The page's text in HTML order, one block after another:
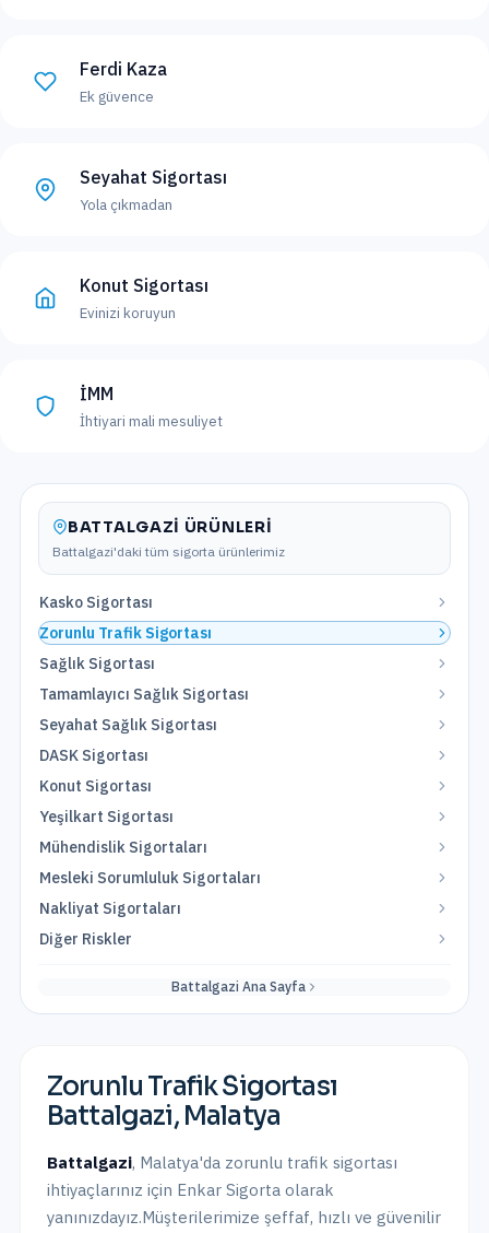
Ferdi Kaza
Ek güvence
Seyahat Sigortası
Yola çıkmadan
Konut Sigortası
Evinizi koruyun
İMM
İhtiyari mali mesuliyet
BATTALGAZI ÜRÜNLERI
Battalgazi'daki tüm sigorta ürünlerimiz
Kasko Sigortası
Zorunlu Trafik Sigortası
Sağlık Sigortası
Tamamlayıcı Sağlık Sigortası
Seyahat Sağlık Sigortası
DASK Sigortası
Konut Sigortası
Yeşilkart Sigortası
Mühendislik Sigortaları
Mesleki Sorumluluk Sigortaları
Nakliyat Sigortaları
Diğer Riskler
Battalgazi Ana Sayfa
Zorunlu Trafik Sigortası
Battalgazi, Malatya
Battalgazi, Malatya'da zorunlu trafik sigortası
ihtiyaçlarınız için Enkar Sigorta olarak
yanınızdayız.Müşterilerimize şeffaf, hızlı ve güvenilir